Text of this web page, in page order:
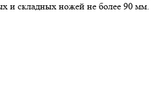
и складных ножей не более 90 мм.